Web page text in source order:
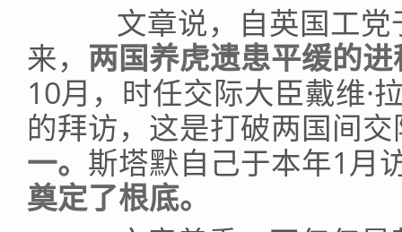
文章说，自英国工党
来， 两国养虎遗患平缓的
10月，时任交际大臣戴维·
的拜访，这是打破两国间
一。 斯塔默自己于本年1月
奠定了根底。